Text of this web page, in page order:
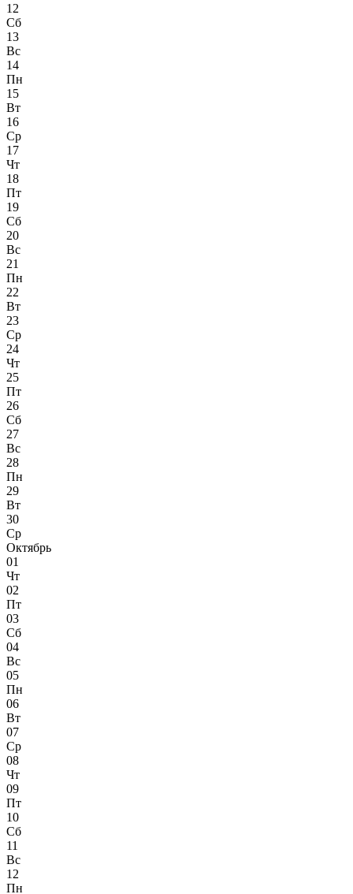
12
Сб
13
Вс
14
Пн
15
Вт
16
Ср
17
Чт
18
Пт
19
Сб
20
Вс
21
Пн
22
Вт
23
Ср
24
Чт
25
Пт
26
Сб
27
Вс
28
Пн
29
Вт
30
Ср
Октябрь
01
Чт
02
Пт
03
Сб
04
Вс
05
Пн
06
Вт
07
Ср
08
Чт
09
Пт
10
Сб
11
Вс
12
Пн